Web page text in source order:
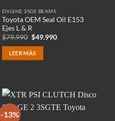
ENGINE 3SGE BEAMS
Toyota OEM Seal Oil E153
Ejes L & R
$79.990 El
original
era:
$79.990.
$49.990El
LEER MÁS
-13%